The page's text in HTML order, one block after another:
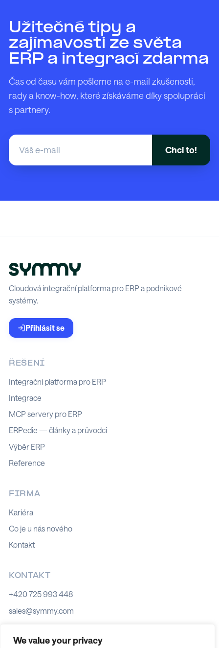
We value your privacy
Užitečné tipy a
zajímavosti ze světa
ERP a integrací zdarma
Čas od času vám pošleme na e-mail zkušenosti,
rady a know-how, které získáváme díky spolupráci
s partnery.
Cloudová integrační platforma pro ERP a podnikové
systémy.
Přihlásit se
ŘEŠENÍ
Integrační platforma pro ERP
Integrace
MCP servery pro ERP
ERPedie — články a průvodci
Výběr ERP
Reference
FIRMA
Kariéra
Co je u nás nového
Kontakt
KONTAKT
+420 725 993 448
sales@symmy.com